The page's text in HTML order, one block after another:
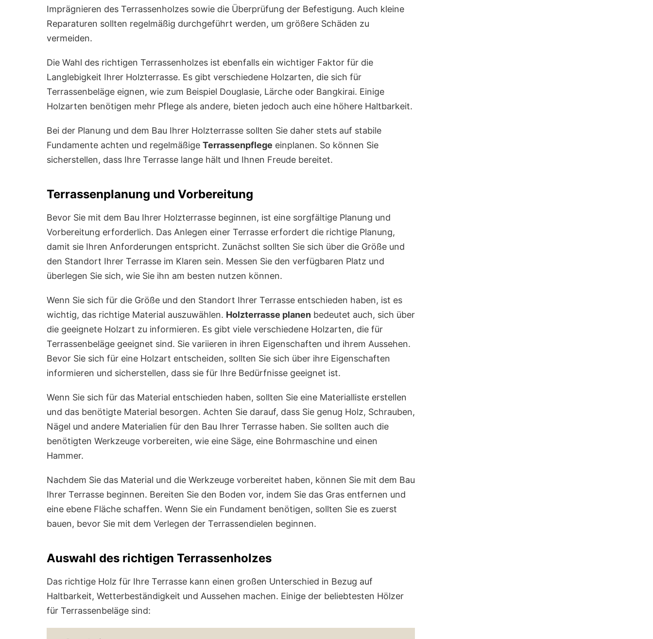
Imprägnieren des Terrassenholzes sowie die Überprüfung der Befestigung. Auch kleine
Reparaturen sollten regelmäßig durchgeführt werden, um größere Schäden zu
vermeiden.
Die Wahl des richtigen Terrassenholzes ist ebenfalls ein wichtiger Faktor für die
Langlebigkeit Ihrer Holzterrasse. Es gibt verschiedene Holzarten, die sich für
Terrassenbeläge eignen, wie zum Beispiel Douglasie, Lärche oder Bangkirai. Einige
Holzarten benötigen mehr Pflege als andere, bieten jedoch auch eine höhere Haltbarkeit.
Bei der Planung und dem Bau Ihrer Holzterrasse sollten Sie daher stets auf stabile
Fundamente achten und regelmäßige Terrassenpflege einplanen. So können Sie
sicherstellen, dass Ihre Terrasse lange hält und Ihnen Freude bereitet.
Terrassenplanung und Vorbereitung
Bevor Sie mit dem Bau Ihrer Holzterrasse beginnen, ist eine sorgfältige Planung und
Vorbereitung erforderlich. Das Anlegen einer Terrasse erfordert die richtige Planung,
damit sie Ihren Anforderungen entspricht. Zunächst sollten Sie sich über die Größe und
den Standort Ihrer Terrasse im Klaren sein. Messen Sie den verfügbaren Platz und
überlegen Sie sich, wie Sie ihn am besten nutzen können.
Wenn Sie sich für die Größe und den Standort Ihrer Terrasse entschieden haben, ist es
wichtig, das richtige Material auszuwählen. Holzterrasse planen bedeutet auch, sich über
die geeignete Holzart zu informieren. Es gibt viele verschiedene Holzarten, die für
Terrassenbeläge geeignet sind. Sie variieren in ihren Eigenschaften und ihrem Aussehen.
Bevor Sie sich für eine Holzart entscheiden, sollten Sie sich über ihre Eigenschaften
informieren und sicherstellen, dass sie für Ihre Bedürfnisse geeignet ist.
Wenn Sie sich für das Material entschieden haben, sollten Sie eine Materialliste erstellen
und das benötigte Material besorgen. Achten Sie darauf, dass Sie genug Holz, Schrauben,
Nägel und andere Materialien für den Bau Ihrer Terrasse haben. Sie sollten auch die
benötigten Werkzeuge vorbereiten, wie eine Säge, eine Bohrmaschine und einen
Hammer.
Nachdem Sie das Material und die Werkzeuge vorbereitet haben, können Sie mit dem Bau
Ihrer Terrasse beginnen. Bereiten Sie den Boden vor, indem Sie das Gras entfernen und
eine ebene Fläche schaffen. Wenn Sie ein Fundament benötigen, sollten Sie es zuerst
bauen, bevor Sie mit dem Verlegen der Terrassendielen beginnen.
Auswahl des richtigen Terrassenholzes
Das richtige Holz für Ihre Terrasse kann einen großen Unterschied in Bezug auf
Haltbarkeit, Wetterbeständigkeit und Aussehen machen. Einige der beliebtesten Hölzer
für Terrassenbeläge sind: